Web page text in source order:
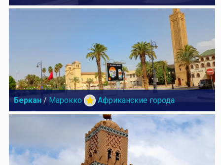
Беркан / Марокко Африканские города